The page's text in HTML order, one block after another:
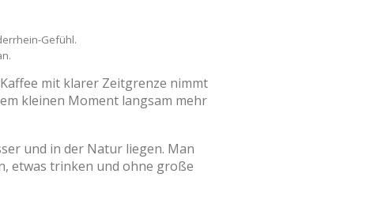
Gefühl.
mit klarer Zeitgrenze nimmt
kleinen Moment langsam mehr
und in der Natur liegen. Man
etwas trinken und ohne große